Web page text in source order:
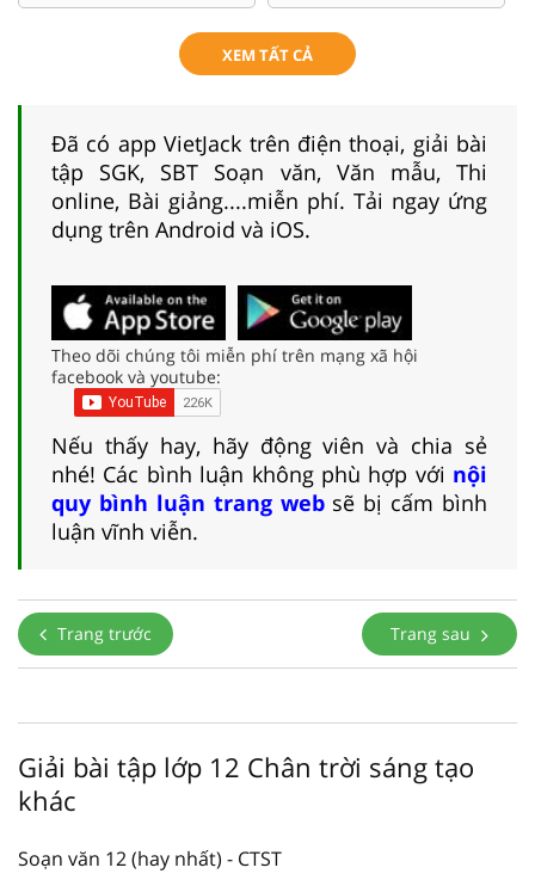
XEM TẤT CẢ
Đã có app VietJack trên điện thoại, giải bài
tập SGK, SBT Soạn văn, Văn mẫu, Thi
online, Bài giảng....miễn phí. Tải ngay ứng
dụng trên Android và iOS.
Theo dõi chúng tôi miễn phí trên mạng xã hội
facebook và youtube:
Nếu thấy hay, hãy động viên và chia sẻ
nhé! Các bình luận không phù hợp với nội
quy bình luận trang websẽ bị cấm bình
luận vĩnh viễn.
Trang trước Trang sau
Giải bài tập lớp 12 Chân trời sáng tạo
khác
Soạn văn 12 (hay nhất) - CTST